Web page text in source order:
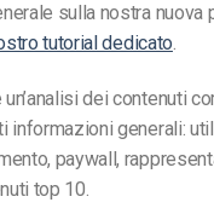
sulla nostra nuova
tutorial dedicato.
dei contenuti
informazioni generali:
paywall,
top 10.